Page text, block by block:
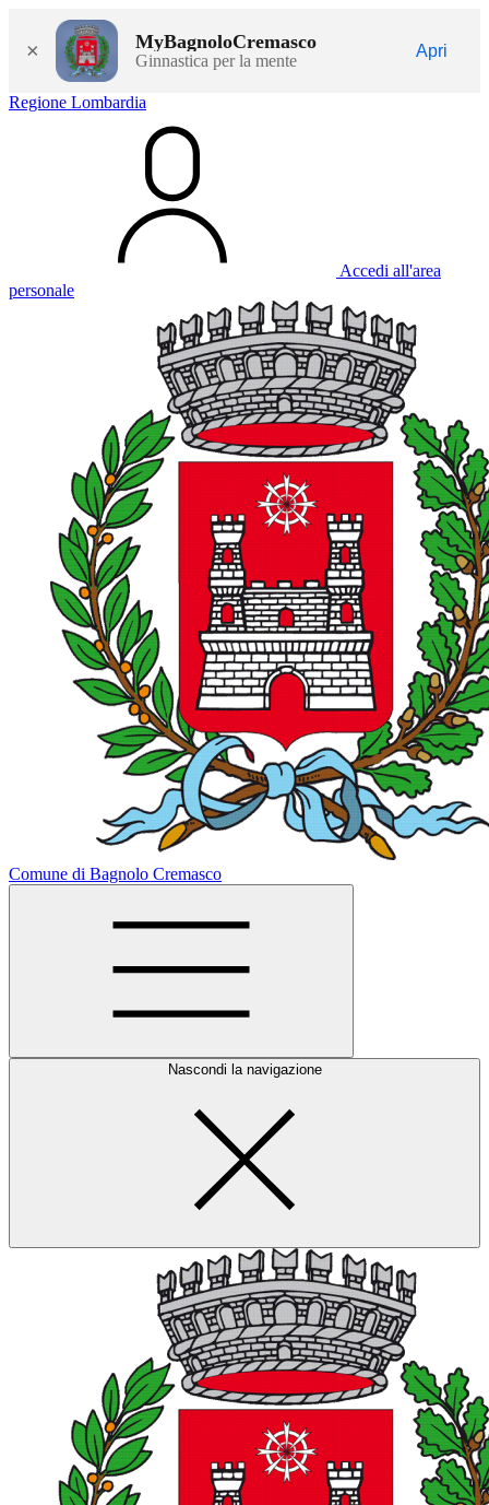
× MyBagnoloCremasco
Ginnastica per la mente
Apri
Regione Lombardia
Accedi all'area
personale
Comune di Bagnolo Cremasco
Nascondi la navigazione